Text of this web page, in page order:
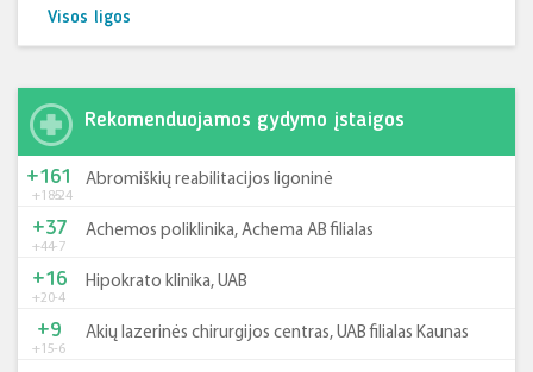
Visos ligos
Rekomenduojamos gydymo įstaigos
+185-24
+161 Abromiškių reabilitacijos ligoninė
+44-7
+37 Achemos poliklinika, Achema AB filialas
+20-4
+16 Hipokrato klinika, UAB
+15-6
+9 Akių lazerinės chirurgijos centras, UAB filialas Kaunas